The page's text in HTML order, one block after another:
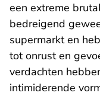
een extreme
bedreigend
supermarkt en
tot onrust en
verdachten
intimiderende